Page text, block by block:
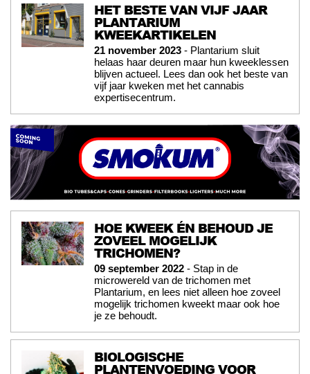
HET BESTE VAN VIJF JAAR
PLANTARIUM
KWEEKARTIKELEN
21 november 2023 - Plantarium sluit
helaas haar deuren maar hun kweeklessen
blijven actueel. Lees dan ook het beste van
vijf jaar kweken met het cannabis
expertisecentrum.
HOE KWEEK ÉN BEHOUD JE
ZOVEEL MOGELIJK
TRICHOMEN?
09 september 2022 - Stap in de
microwereld van de trichomen met
Plantarium, en lees niet alleen hoe zoveel
mogelijk trichomen kweekt maar ook hoe
je ze behoudt.
BIOLOGISCHE
PLANTENVOEDING VOOR